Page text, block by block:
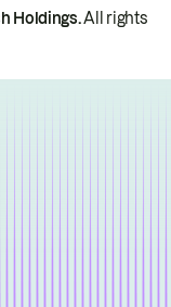
Holdings.All rights